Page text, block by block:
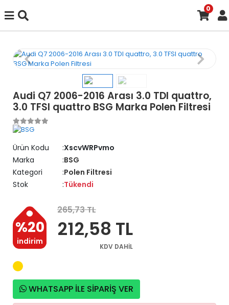
0
Audi Q7 2006-2016 Arası 3.0 TDI quattro,
3.0 TFSI quattro BSG Marka Polen Filtresi
Ürün Kodu
XscvWRPvmo
Marka
BSG
Kategori
Polen Filtresi
Stok
Tükendi
%20
indirim
265,73 TL
212,58 TL
KDV DAHİL
WHATSAPP İLE SİPARİŞ VER